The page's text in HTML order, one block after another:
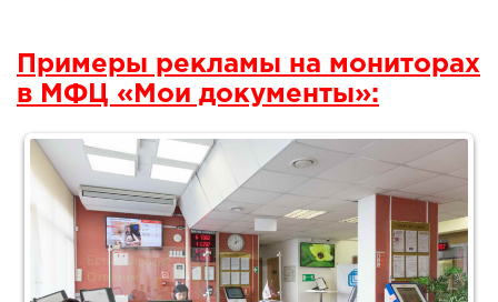
Примеры рекламы на мониторах
в МФЦ «Мои документы»: